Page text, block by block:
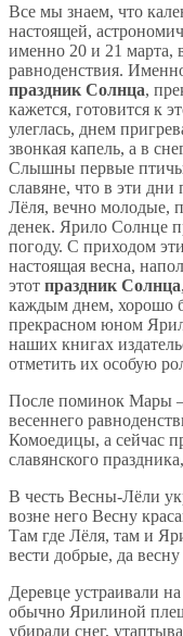
Все мы знаем, что
настоящей,
именно 20 и 21 марта,
равноденствия.
праздник Солнца,
кажется, готовится к
улеглась, днем
звонкая капель, а в
Слышны первые
славяне, что в эти
Лёля, вечно молодые,
денек. Ярило Солнце
погоду. С приходом
настоящая весна,
этот праздник Солнца
каждым днем, хорошо
прекрасном юном
наших книгах
отметить их особую
После поминок Мары
весеннего
Комоедицы, а сейчас
славянского
В честь Весны-Лёли
возне него Весну
Там где Лёля, там и
вести добрые, да
Деревце устраивали
обычно Ярилиной
убирали снег,